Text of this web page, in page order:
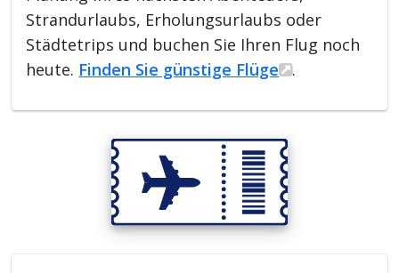
Strandurlaubs, Erholungsurlaubs oder
Städtetrips und buchen Sie Ihren Flug noch
heute. Finden Sie günstige Flüge .